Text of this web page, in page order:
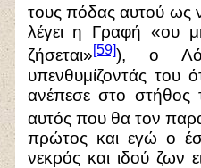
τους πόδας αυτού ως
λέγει η Γραφή «ου
ζήσεται»[59]), ο
υπενθυμίζοντάς του
ανέπεσε στο στήθος
αυτός που θα τον
πρώτος και εγώ ο
νεκρός και ιδού ζων